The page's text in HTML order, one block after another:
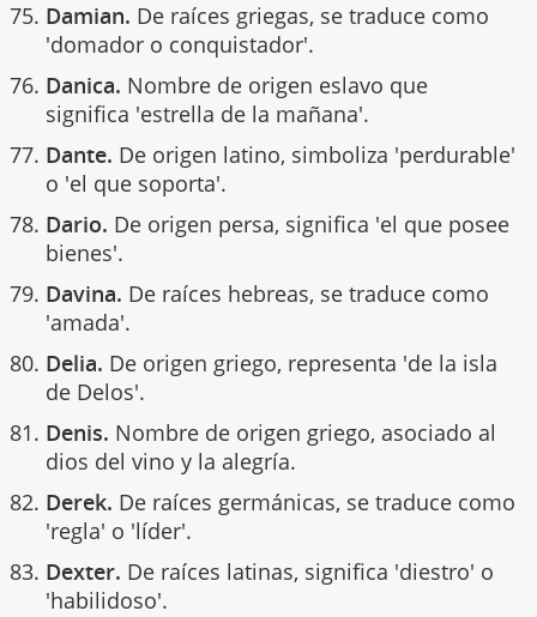
Damian. De raíces griegas, se traduce como
'domador o conquistador'.
Danica. Nombre de origen eslavo que
significa 'estrella de la mañana'.
Dante. De origen latino, simboliza 'perdurable'
o 'el que soporta'.
Dario. De origen persa, significa 'el que posee
bienes'.
Davina. De raíces hebreas, se traduce como
'amada'.
Delia. De origen griego, representa 'de la isla
de Delos'.
Denis. Nombre de origen griego, asociado al
dios del vino y la alegría.
Derek. De raíces germánicas, se traduce como
'regla' o 'líder'.
Dexter. De raíces latinas, significa 'diestro' o
'habilidoso'.